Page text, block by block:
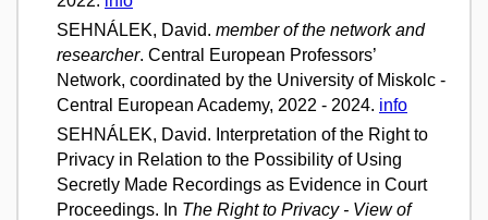
SEHNÁLEK, David. member of the network and
researcher. Central European Professors’
Network, coordinated by the University of Miskolc -
Central European Academy, 2022 - 2024. info
SEHNÁLEK, David. Interpretation of the Right to
Privacy in Relation to the Possibility of Using
Secretly Made Recordings as Evidence in Court
Proceedings. In The Right to Privacy - View of